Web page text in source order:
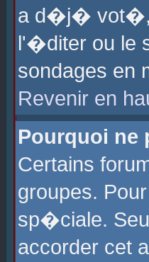
a d�j� vot�,
l'�diter ou le
sondages en
Revenir en
Pourquoi
Certains
groupes.
sp�ciale.
accorder cet